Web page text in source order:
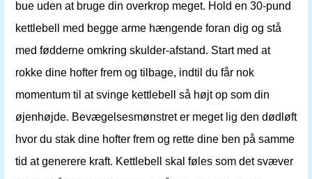
bue uden at bruge din overkrop meget. Hold en 30-pund
kettlebell med begge arme hængende foran dig og stå
med fødderne omkring skulder-afstand. Start med at
rokke dine hofter frem og tilbage, indtil du får nok
momentum til at svinge kettlebell så højt op som din
øjenhøjde. Bevægelsesmønstret er meget lig den dødløft
hvor du stak dine hofter frem og rette dine ben på samme
tid at generere kraft. Kettlebell skal føles som det svæver